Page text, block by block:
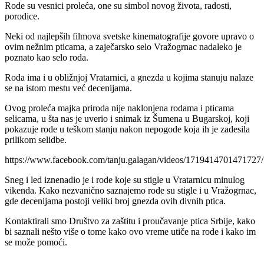
Rode su vesnici proleća, one su simbol novog života, radosti,
porodice.
Neki od najlepših filmova svetske kinematografije govore upravo o
ovim nežnim pticama, a zaječarsko selo Vražogrnac nadaleko je
poznato kao selo roda.
Roda ima i u obližnjoj Vratarnici, a gnezda u kojima stanuju nalaze
se na istom mestu već decenijama.
Ovog proleća majka priroda nije naklonjena rodama i pticama
selicama, u šta nas je uverio i snimak iz Šumena u Bugarskoj, koji
pokazuje rode u teškom stanju nakon nepogode koja ih je zadesila
prilikom selidbe.
https://www.facebook.com/tanju.galagan/videos/1719414701471727/
Sneg i led iznenadio je i rode koje su stigle u Vratarnicu minulog
vikenda. Kako nezvanično saznajemo rode su stigle i u Vražogrnac,
gde decenijama postoji veliki broj gnezda ovih divnih ptica.
Kontaktirali smo Društvo za zaštitu i proučavanje ptica Srbije, kako
bi saznali nešto više o tome kako ovo vreme utiče na rode i kako im
se može pomoći.